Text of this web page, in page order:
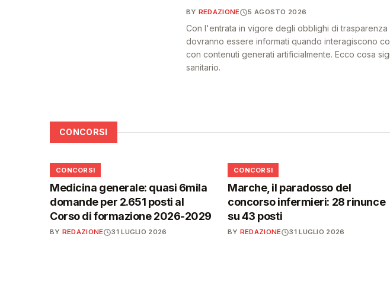
BY REDAZIONE 5 AGOSTO 2026
Con l'entrata in vigore degli obblighi di trasparenza
dovranno essere informati quando interagiscono
con contenuti generati artificialmente. Ecco cosa
sanitario.
CONCORSI
📋
CONCORSI
Medicina generale: quasi 6mila
domande per 2.651 posti al
Corso di formazione 2026-2029
BY REDAZIONE 31 LUGLIO 2026
📋
CONCORSI
Marche, il paradosso del
concorso infermieri: 28 rinunce
su 43 posti
BY REDAZIONE 31 LUGLIO 2026